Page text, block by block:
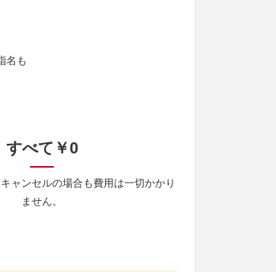
名も
すべて￥0
ャンセルの場合も費用は一切かかり
ません。